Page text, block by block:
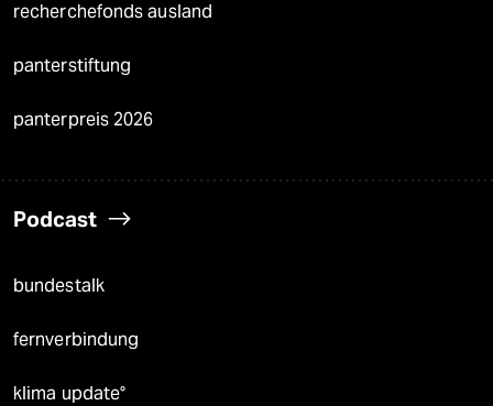
recherchefonds ausland
panterstiftung
panterpreis 2026
Podcast
bundestalk
fernverbindung
klima update°